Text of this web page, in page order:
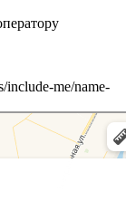
me/name-